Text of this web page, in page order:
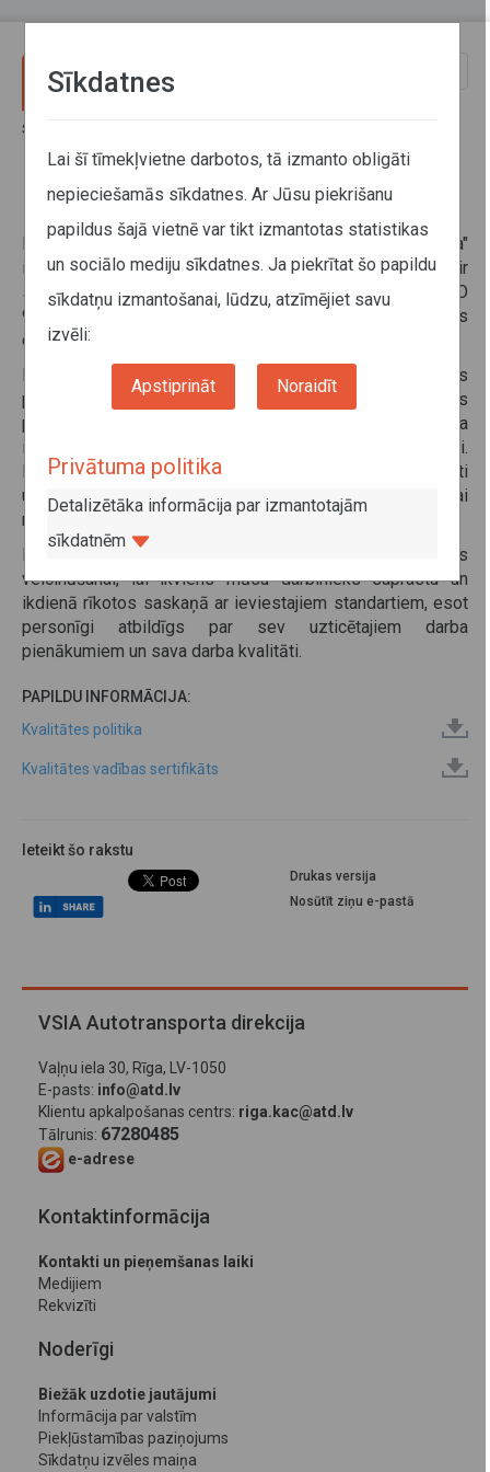
Sākums
Kvalitātes vadība
Kvalitātes vadības sistēma VSIA "Autotransporta direkcija"
ir ieviesta no 2007.gada. Kvalitātes vadības sistēma ir
sertificētaatbilstoši starptautiskajam standartam ISO
9001:2015, kas apliecina kvalitātes vadības sistēmas
efektīvu uzturēšanu.
Pieredzējuši uzņēmuma speciālisti nodrošina Direkcijas
procesu efektivitāti un virzību uz klientu apmierinātības
paaugstināšanu. Kvalitātes vadības sistēmā ir noteikta
ikviena darbinieka atbildība un prasības darba izpildei.
Pastāvīgi tiek analizēti izpildes rezultāti un veikti
uzlabojumi procesos, lai nodrošinātu efektīvu Direkcijai
noteikto funkciju izpildi.
Direkcija lielu uzmanību pievērš darbinieku izpratnes
veicināšanai, lai ikviens mūsu darbinieks saprastu un
ikdienā rīkotos saskaņā ar ieviestajiem standartiem, esot
personīgi atbildīgs par sev uzticētajiem darba
pienākumiem un sava darba kvalitāti.
PAPILDU INFORMĀCIJA:
Kvalitātes politika
Kvalitātes vadības sertifikāts
Ieteikt šo rakstu
Drukas versija
Nosūtīt ziņu e-pastā
VSIA Autotransporta direkcija
Vaļņu iela 30, Rīga, LV-1050
E-pasts: info@atd.lv
Klientu apkalpošanas centrs: riga.kac@atd.lv
Tālrunis: 67280485
e-adrese
Kontaktinformācija
Kontakti un pieņemšanas laiki
Medijiem
Rekvizīti
Noderīgi
Biežāk uzdotie jautājumi
Informācija par valstīm
Piekļūstamības paziņojums
Sīkdatņu izvēles maiņa
Sīkdatnes
Lai šī tīmekļvietne darbotos, tā izmanto obligāti
nepieciešamās sīkdatnes. Ar Jūsu piekrišanu
papildus šajā vietnē var tikt izmantotas statistikas
un sociālo mediju sīkdatnes. Ja piekrītat šo papildu
sīkdatņu izmantošanai, lūdzu, atzīmējiet savu
izvēli:
Apstiprināt Noraidīt
Privātuma politika
Detalizētāka informācija par izmantotajām
sīkdatnēm